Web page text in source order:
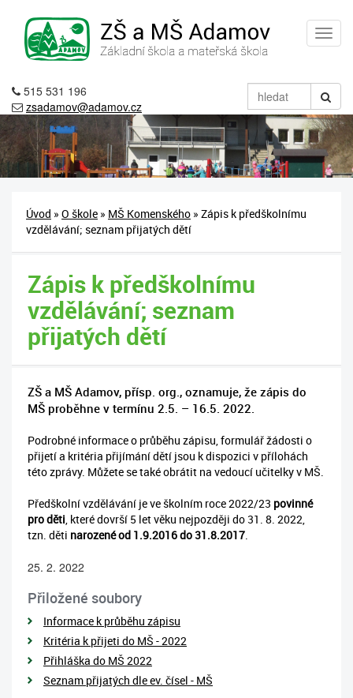
515 531 196
zsadamov@adamov.cz
Úvod » O škole » MŠ Komenského » Zápis k předškolnímu
vzdělávání; seznam přijatých dětí
Zápis k předškolnímu
vzdělávání; seznam
přijatých dětí
ZŠ a MŠ Adamov, přísp. org., oznamuje, že zápis do
MŠ proběhne v termínu 2.5. – 16.5. 2022.
Podrobné informace o průběhu zápisu, formulář žádosti o
přijetí a kritéria přijímání dětí jsou k dispozici v přílohách
této zprávy. Můžete se také obrátit na vedoucí učitelky v MŠ.
Předškolní vzdělávání je ve školním roce 2022/23 povinné
pro děti, které dovrší 5 let věku nejpozději do 31. 8. 2022,
tzn. děti narozené od 1.9.2016 do 31.8.2017.
25. 2. 2022
Přiložené soubory
Informace k průběhu zápisu
Kritéria k přijeti do MŠ - 2022
Přihláška do MŠ 2022
Seznam přijatých dle ev. čísel - MŠ